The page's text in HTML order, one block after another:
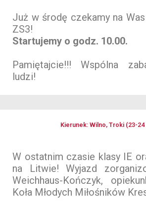
Już w środę czekamy na
ZS3!
Startujemy o godz. 10.00.
Pamiętajcie!!! Wspólna
ludzi!
Kierunek: Wilno, Troki (23-24
W ostatnim czasie klasy IE
na Litwie! Wyjazd
Weichhaus-Kończyk,
Koła Młodych Miłośników